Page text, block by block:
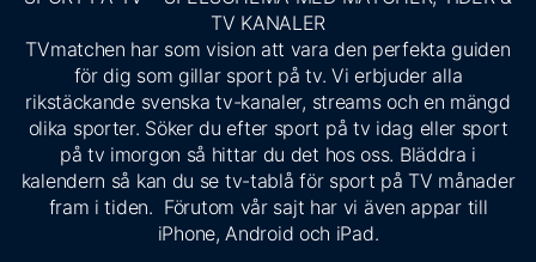
TV KANALER
TVmatchen har som vision att vara den perfekta guiden
för dig som gillar sport på tv. Vi erbjuder alla
rikstäckande svenska tv-kanaler, streams och en mängd
olika sporter. Söker du efter sport på tv idag eller sport
på tv imorgon så hittar du det hos oss. Bläddra i
kalendern så kan du se tv-tablå för sport på TV månader
fram i tiden. Förutom vår sajt har vi även appar till
iPhone, Android och iPad.